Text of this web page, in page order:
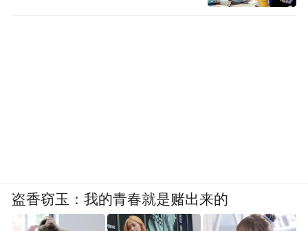
盗香窃玉：我的青春就是赌出来的